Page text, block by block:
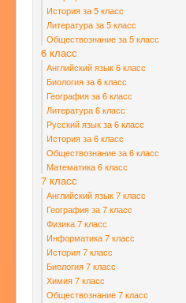
История за 5 класс
Литература за 5 класс
Обществознание за 5 класс
6 класс
Английский язык 6 класс
Биология за 6 класс
География за 6 класс
Литература 6 класс
Русский язык за 6 класс
История за 6 класс
Обществознание за 6 класс
Математика 6 класс
7 класс
Английский язык 7 класс
География за 7 класс
Физика 7 класс
Информатика 7 класс
История 7 класс
Биология 7 класс
Химия 7 класс
Обществознание 7 класс